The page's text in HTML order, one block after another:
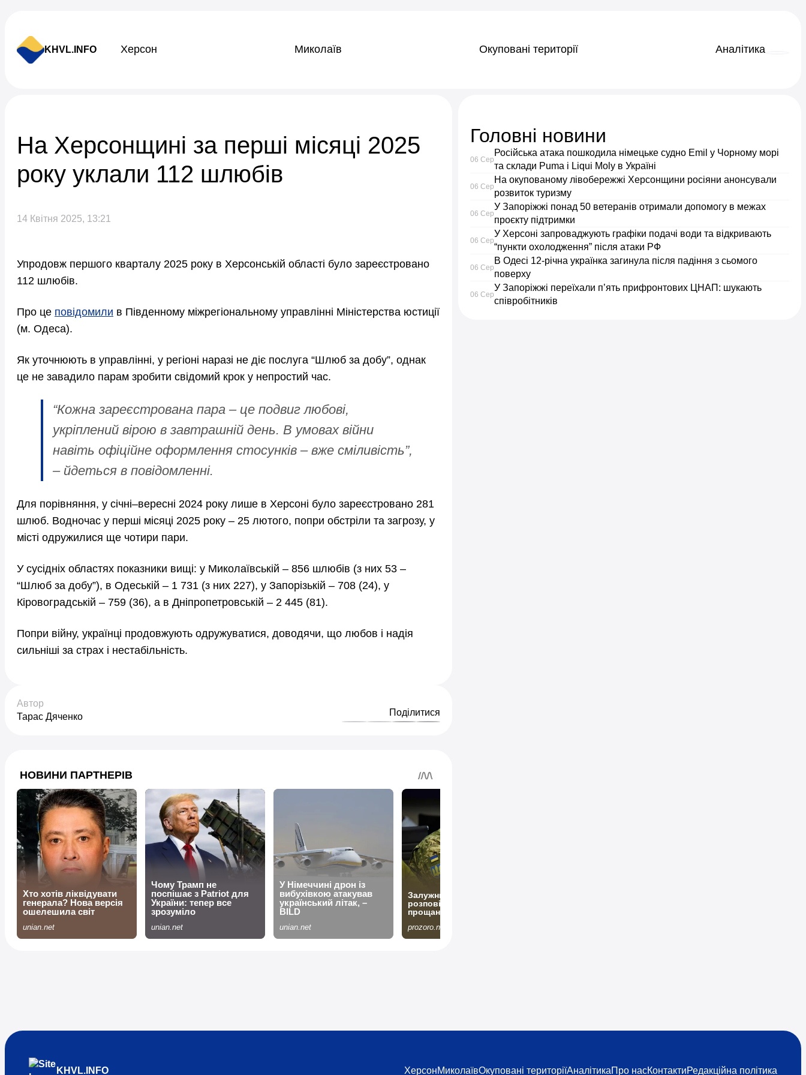
KHVL.INFO Херсон Миколаїв Окуповані території Аналітика
На Херсонщині за перші місяці 2025
року уклали 112 шлюбів
14 Квітня 2025, 13:21
Упродовж першого кварталу 2025 року в Херсонській області було зареєстровано
112 шлюбів.
Про це повідомили в Південному міжрегіональному управлінні Міністерства юстиції
(м. Одеса).
Як уточнюють в управлінні, у регіоні наразі не діє послуга “Шлюб за добу”, однак
це не завадило парам зробити свідомий крок у непростий час.
“Кожна зареєстрована пара – це подвиг любові,
укріплений вірою в завтрашній день. В умовах війни
навіть офіційне оформлення стосунків – вже сміливість”,
– йдеться в повідомленні.
Для порівняння, у січні–вересні 2024 року лише в Херсоні було зареєстровано 281
шлюб. Водночас у перші місяці 2025 року – 25 лютого, попри обстріли та загрозу, у
місті одружилися ще чотири пари.
У сусідніх областях показники вищі: у Миколаївській – 856 шлюбів (з них 53 –
“Шлюб за добу”), в Одеській – 1 731 (з них 227), у Запорізькій – 708 (24), у
Кіровоградській – 759 (36), а в Дніпропетровській – 2 445 (81).
Попри війну, українці продовжують одружуватися, доводячи, що любов і надія
сильніші за страх і нестабільність.
Автор
Тарас Дяченко
Поділитися
Головні новини
06 Сер
Російська атака пошкодила німецьке судно Emil у Чорному морі
та склади Puma і Liqui Moly в Україні
06 Сер
На окупованому лівобережжі Херсонщини росіяни анонсували
розвиток туризму
06 Сер
У Запоріжжі понад 50 ветеранів отримали допомогу в межах
проєкту підтримки
06 Сер
У Херсоні запроваджують графіки подачі води та відкривають
“пункти охолодження” після атаки РФ
06 Сер
В Одесі 12-річна українка загинула після падіння з сьомого
поверху
06 Сер
У Запоріжжі переїхали п’ять прифронтових ЦНАП: шукають
співробітників
KHVL.INFO ХерсонМиколаївОкуповані територіїАналітикаПро насКонтактиРедакційна політика